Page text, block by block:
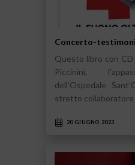
Concerto-
Questo libro con CD
Piccinini,
dell’Ospedale
stretto
20 GIUGNO 2023